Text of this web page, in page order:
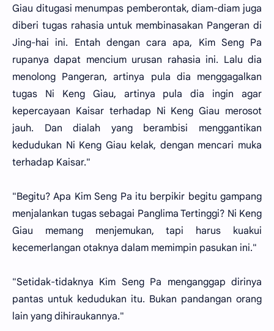
Giau ditugasi menumpas pemberontak, diam-diam juga
diberi tugas rahasia untuk membinasakan Pangeran di
Jing-hai ini. Entah dengan cara apa, Kim Seng Pa
rupanya dapat mencium urusan rahasia ini. Lalu dia
menolong Pangeran, artinya pula dia menggagalkan
tugas Ni Keng Giau, artinya pula dia ingin agar
kepercayaan Kaisar terhadap Ni Keng Giau merosot
jauh. Dan dialah yang berambisi menggantikan
kedudukan Ni Keng Giau kelak, dengan mencari muka
terhadap Kaisar."
"Begitu? Apa Kim Seng Pa itu berpikir begitu gampang
menjalankan tugas sebagai Panglima Tertinggi? Ni Keng
Giau memang menjemukan, tapi harus kuakui
kecemerlangan otaknya dalam memimpin pasukan ini."
"Setidak-tidaknya Kim Seng Pa menganggap dirinya
pantas untuk kedudukan itu. Bukan pandangan orang
lain yang dihiraukannya."